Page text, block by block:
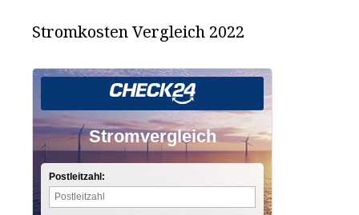
Stromkosten Vergleich 2022
Stromvergleich
Postleitzahl: